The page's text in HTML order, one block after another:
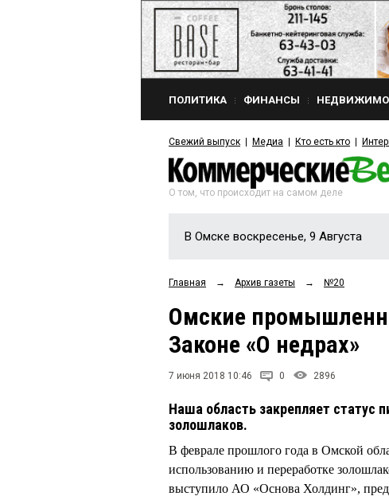
ПОЛИТИКА ФИНАНСЫ
Свежий выпуск Медиа Кто есть кто
О том, что происходит на самом деле
В Омске воскресенье, 9 Августа
Главная → Архив газеты → №20
Омские
Законе «О недрах»
7 июня 2018 10:46 0 2896
Наша область закрепляет статус
золошлаков.
В феврале прошлого года в Омской
использованию и переработке
выступило АО «Основа Холдинг»,